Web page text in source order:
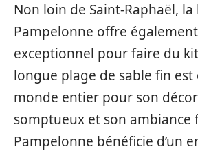
Non loin de Saint-Raphaël, la
Pampelonne offre
exceptionnel pour faire du
longue plage de sable fin est
monde entier pour son
somptueux et son ambiance
Pampelonne bénéficie d’un